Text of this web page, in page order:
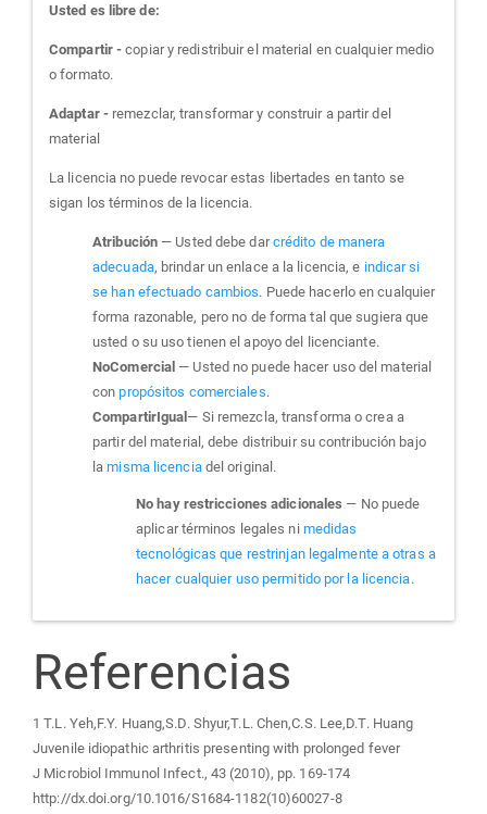
Usted es libre de:
Compartir -copiar y redistribuir el material en cualquier medio
o formato.
Adaptar -remezclar, transformar y construir a partir del
material
La licencia no puede revocar estas libertades en tanto se
sigan los términos de la licencia.
Atribución — Usted debe darcrédito de manera
adecuada, brindar un enlace a la licencia, e indicar si
se han efectuado cambios. Puede hacerlo en cualquier
forma razonable, pero no de forma tal que sugiera que
usted o su uso tienen el apoyo del licenciante.
NoComercial — Usted no puede hacer uso del material
conpropósitos comerciales.
CompartirIgual — Si remezcla, transforma o crea a
partir del material, debe distribuir su contribución bajo
lamisma licenciadel original.
No hay restricciones adicionales — No puede
aplicar términos legales ni medidas
tecnológicas que restrinjan legalmente a otras a
hacer cualquier uso permitido por la licencia.
Referencias
1 T.L. Yeh,F.Y. Huang,S.D. Shyur,T.L. Chen,C.S. Lee,D.T. Huang
Juvenile idiopathic arthritis presenting with prolonged fever
J Microbiol Immunol Infect., 43 (2010), pp. 169-174
http://dx.doi.org/10.1016/S1684-1182(10)60027-8